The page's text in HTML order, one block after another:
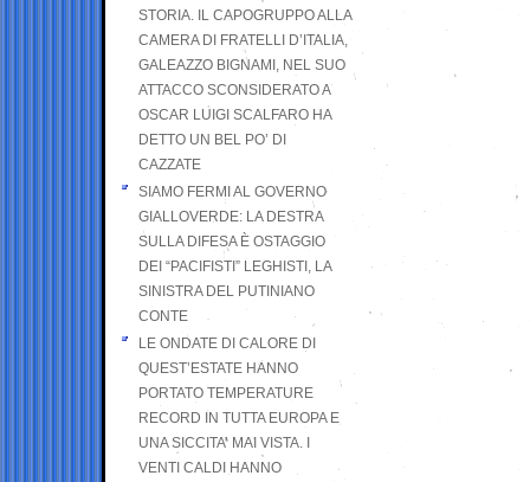
STORIA. IL CAPOGRUPPO ALLA
CAMERA DI FRATELLI D’ITALIA,
GALEAZZO BIGNAMI, NEL SUO
ATTACCO SCONSIDERATO A
OSCAR LUIGI SCALFARO HA
DETTO UN BEL PO’ DI
CAZZATE
SIAMO FERMI AL GOVERNO
GIALLOVERDE: LA DESTRA
SULLA DIFESA È OSTAGGIO
DEI “PACIFISTI” LEGHISTI, LA
SINISTRA DEL PUTINIANO
CONTE
LE ONDATE DI CALORE DI
QUEST’ESTATE HANNO
PORTATO TEMPERATURE
RECORD IN TUTTA EUROPA E
UNA SICCITA’ MAI VISTA. I
VENTI CALDI HANNO